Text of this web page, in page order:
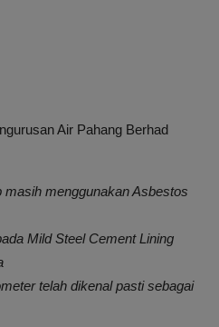
Air Pahang Berhad
menggunakan Asbestos
Mild Steel Cement Lining
telah dikenal pasti sebagai